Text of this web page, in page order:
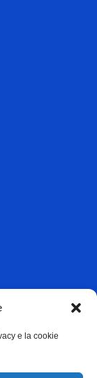
e la cookie